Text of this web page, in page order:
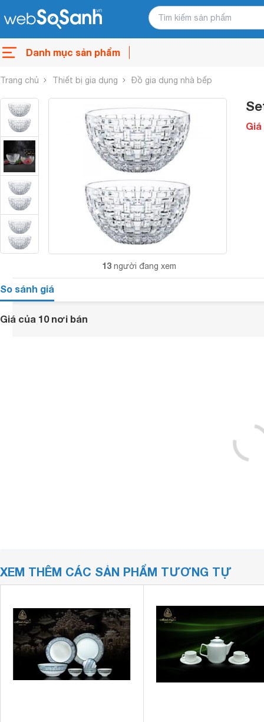
Danh mục sản phẩm
Trang chủ Thiết bị gia dụng Đồ gia dụng nhà bếp
13 người đang xem
So sánh giá
Giá của 10 nơi bán
XEM THÊM CÁC SẢN PHẨM TƯƠNG TỰ